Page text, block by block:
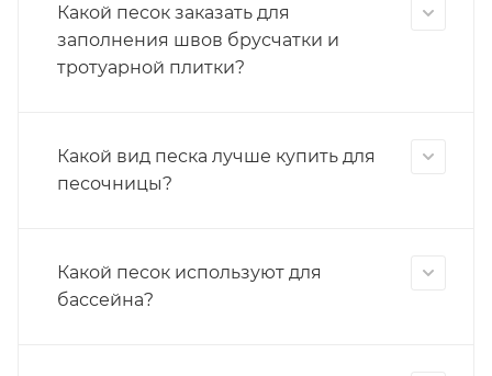
Какой песок заказать для
заполнения швов брусчатки и
тротуарной плитки?
Какой вид песка лучше купить для
песочницы?
Какой песок используют для
бассейна?